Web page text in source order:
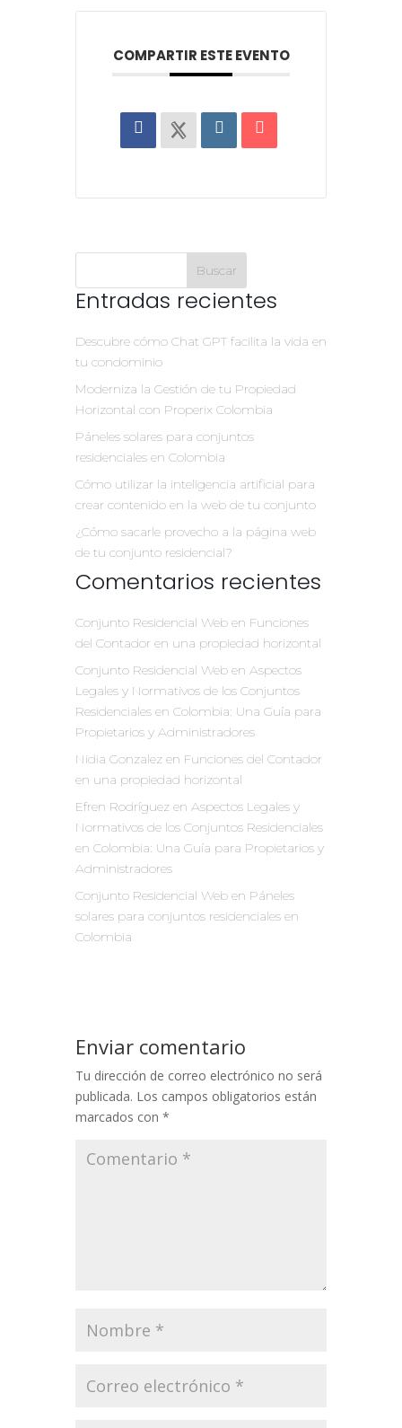
COMPARTIR ESTE EVENTO
Entradas recientes
Descubre cómo Chat GPT facilita la vida en
tu condominio
Moderniza la Gestión de tu Propiedad
Horizontal con Properix Colombia
Páneles solares para conjuntos
residenciales en Colombia
Cómo utilizar la inteligencia artificial para
crear contenido en la web de tu conjunto
¿Cómo sacarle provecho a la página web
de tu conjunto residencial?
Comentarios recientes
Conjunto Residencial Web en Funciones
del Contador en una propiedad horizontal
Conjunto Residencial Web en Aspectos
Legales y Normativos de los Conjuntos
Residenciales en Colombia: Una Guía para
Propietarios y Administradores
Nidia Gonzalez en Funciones del Contador
en una propiedad horizontal
Efren Rodríguez en Aspectos Legales y
Normativos de los Conjuntos Residenciales
en Colombia: Una Guía para Propietarios y
Administradores
Conjunto Residencial Web en Páneles
solares para conjuntos residenciales en
Colombia
Enviar comentario
Tu dirección de correo electrónico no será
publicada. Los campos obligatorios están
marcados con *